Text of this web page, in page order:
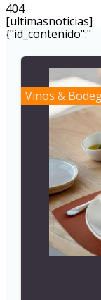
404
[ultimasnoticias]
{"id_contenido":"
Vinos &